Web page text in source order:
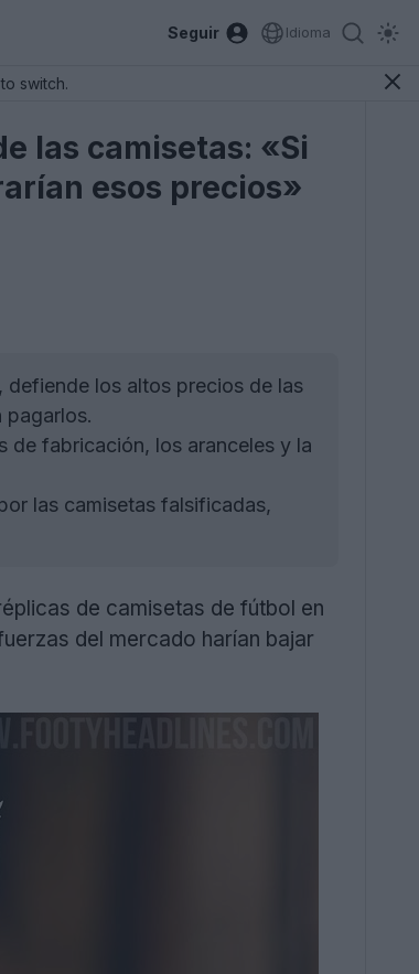
Seguir Idioma
switch.
las camisetas: «Si
esos precios»
defiende los altos precios de las
pagarlos.
de fabricación, los aranceles y la
las camisetas falsificadas,
de camisetas de fútbol en
del mercado harían bajar